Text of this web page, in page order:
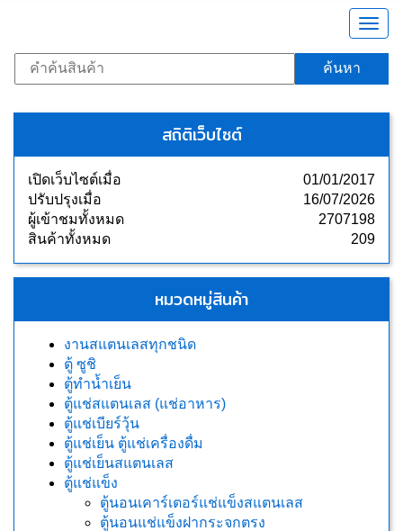
ค้นหา
สถิติเว็บไซต์
เปิดเว็บไซต์เมื่อ
01/01/2017
ปรับปรุงเมื่อ
16/07/2026
ผู้เข้าชมทั้งหมด
2707198
สินค้าทั้งหมด
209
หมวดหมู่สินค้า
งานสแตนเลสทุกชนิด
ตู้ ซูชิ
ตู้ทำน้ำเย็น
ตู้แช่สแตนเลส (แช่อาหาร)
ตู้แช่เบียร์วุ้น
ตู้แช่เย็น ตู้แช่เครื่องดื่ม
ตู้แช่เย็นสแตนเลส
ตู้แช่แข็ง
ตู้นอนเคาร์เตอร์แช่แข็งสแตนเลส
ตู้นอนแช่แข็งฝากระจกตรง